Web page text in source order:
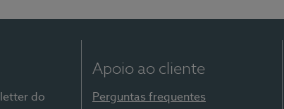
do
Apoio ao cliente
Perguntas frequentes